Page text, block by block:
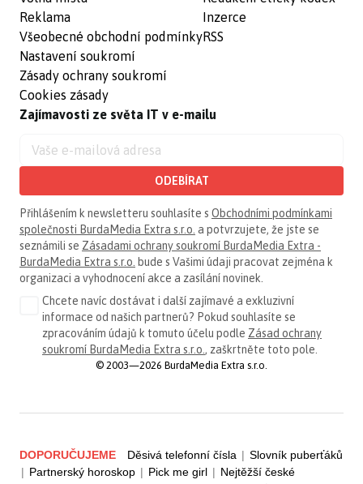
Reklama
Všeobecné obchodní podmínky
Nastavení soukromí
Zásady ochrany soukromí
Cookies zásady
Inzerce
RSS
Zajímavosti ze světa IT v e-mailu
ODEBÍRAT
Přihlášením k newsletteru souhlasíte s Obchodními podmínkami
společnosti BurdaMedia Extra s.r.o. a potvrzujete, že jste se
seznámili se Zásadami ochrany soukromí BurdaMedia Extra -
BurdaMedia Extra s.r.o. bude s Vašimi údaji pracovat zejména k
organizaci a vyhodnocení akce a zasílání novinek.
Chcete navíc dostávat i další zajímavé a exkluzivní
informace od našich partnerů? Pokud souhlasíte se
zpracováním údajů k tomuto účelu podle Zásad ochrany
soukromí BurdaMedia Extra s.r.o., zaškrtněte toto pole.
© 2003—2026 BurdaMedia Extra s.r.o.
DOPORUČUJEME Děsivá telefonní čísla | Slovník puberťáků
| Partnerský horoskop | Pick me girl | Nejtěžší české